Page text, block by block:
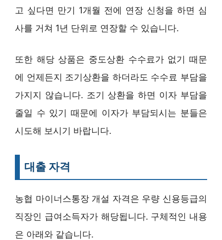
고 싶다면 만기 1개월 전에 연장 신청을 하면 심
사를 거쳐 1년 단위로 연장할 수 있습니다.
또한 해당 상품은 중도상환 수수료가 없기 때문
에 언제든지 조기상환을 하더라도 수수료 부담을
가지지 않습니다. 조기 상환을 하면 이자 부담을
줄일 수 있기 때문에 이자가 부담되시는 분들은
시도해 보시기 바랍니다.
대출 자격
농협 마이너스통장 개설 자격은 우량 신용등급의
직장인 급여소득자가 해당됩니다. 구체적인 내용
은 아래와 같습니다.